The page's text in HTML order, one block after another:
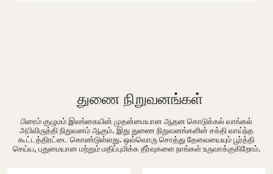
துணை நிறுவனங்கள்
பிரைம் குழுமம் இலங்கையின் முதன்மையான ஆதன கொடுக்கல் வாங்கல்
அபிவிருத்தி நிறுவனம் ஆகும். இது துணை நிறுவனங்களின் சக்தி வாய்ந்த
கூட்டத்திரட்டை கொண்டுள்ளது. ஒவ்வொரு சொத்து தேவையையும் பூர்த்தி
செய்ய, புதுமையான மற்றும் மதிப்புமிக்க தீர்வுகளை நாங்கள் உருவாக்குகிறோம்.